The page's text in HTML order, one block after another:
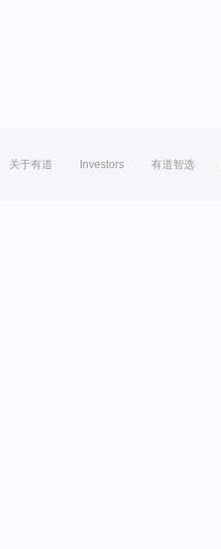
关于有道 Investors 有道智选